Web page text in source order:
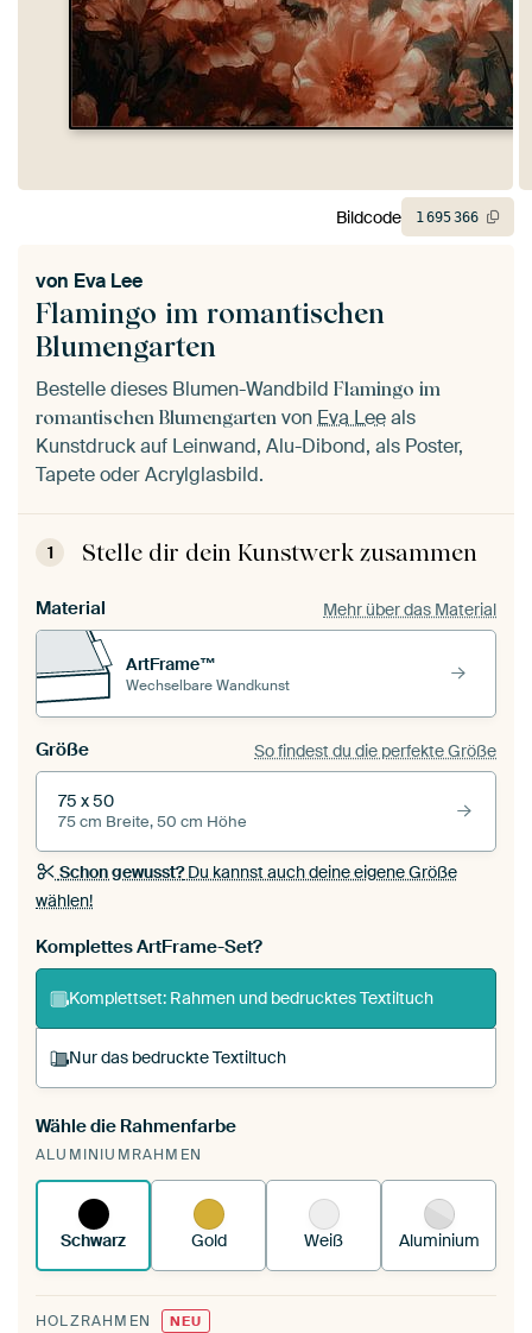
Flamingo im romantischen
Blumengarten
von Eva Lee
Bestelle dieses Blumen-Wandbild Flamingo im
romantischen Blumengarten vonEva Leeals
Kunstdruck auf Leinwand, Alu-Dibond, als Poster,
Tapete oder Acrylglasbild.
1 Stelle dir dein Kunstwerk zusammen
Material Mehr über das Material
ArtFrame™
Wechselbare Wandkunst
Größe So findest du die perfekte Größe
75 x 50
75 cm Breite, 50 cm Höhe
Schon gewusst?Du kannst auch deine eigene Größe
wählen!
Komplettes ArtFrame-Set?
Komplettset: Rahmen und bedrucktes Textiltuch
Nur das bedruckte Textiltuch
Du spannst einen wechselbaren Textiltuch in
deinen vorhandenen ArtFrame™.
funktioniert es.
Wähle die Rahmenfarbe
ALUMINIUMRAHMEN
Schwarz Gold Weiß Aluminium
HOLZRAHMEN NEU
Bildcode 1695366